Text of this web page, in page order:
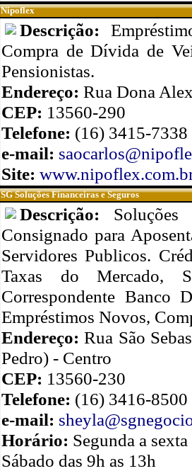
Nipoflex
Descrição:
Compra de Dívida de
Pensionistas.
Endereço: Rua Dona
CEP: 13560-290
Telefone: (16) 3415-7338
e-mail:
Site:
SG Soluções Financeiras e Seguros
Descrição:
Consignado para
Servidores Publicos.
Taxas do Mercado,
Correspondente Banco
Empréstimos Novos,
Endereço:Rua São
Pedro) - Centro
CEP: 13560-230
Telefone: (16) 3416-
e-mail:
Horário: Segunda a
Sábado das 9h as 13h